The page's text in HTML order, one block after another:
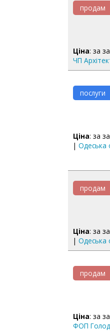
продам
Ціна: за
ЧП
послуги
Ціна: за
| Одеська
продам
Ціна: за
| Одеська
продам
Ціна: за
ФОП